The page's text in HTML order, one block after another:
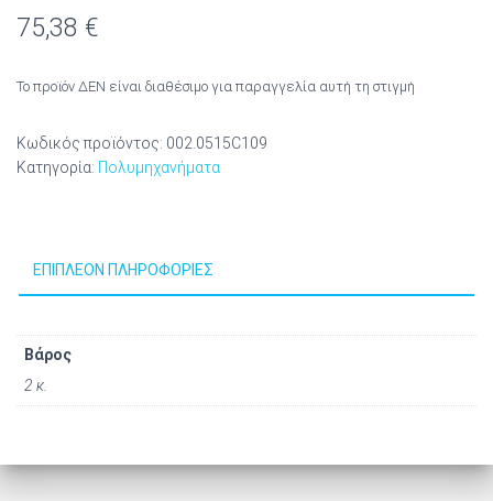
75,38 €
Το προϊόν ΔΕΝ είναι διαθέσιμο για παραγγελία αυτή τη στιγμή
Κωδικός προϊόντος: 002.0515C109
Κατηγορία: Πολυμηχανήματα
ΕΠΙΠΛΈΟΝ ΠΛΗΡΟΦΟΡΊΕΣ
Βάρος
2 κ.